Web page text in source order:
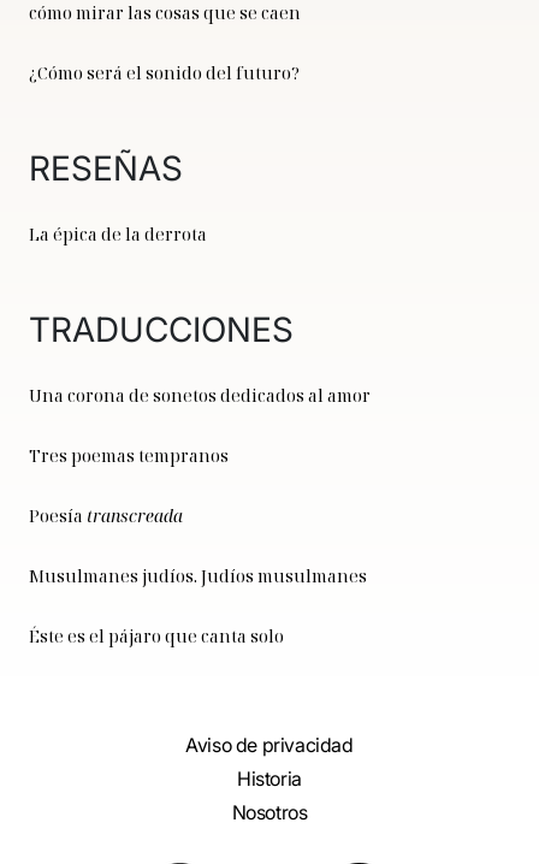
cómo mirar las cosas que se caen
¿Cómo será el sonido del futuro?
RESEÑAS
La épica de la derrota
TRADUCCIONES
Una corona de sonetos dedicados al amor
Tres poemas tempranos
Poesía transcreada
Musulmanes judíos. Judíos musulmanes
Éste es el pájaro que canta solo
Aviso de privacidad
Historia
Nosotros